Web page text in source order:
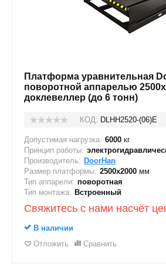
Платформа уравнительная
поворотной аппарелью
доклевеллер (до 6 тонн)
КОД: DLHH2520-(06)E
Допустимая нагрузка: 6000 кг
Принцип работы:
Производитель: DoorHan
Размер платформы: 2500х2000 мм
Тип аппарели: поворотная
Тип монтажа: Встроенный
Свяжитесь с нами насчёт
В наличии
Отложить
Сравнить